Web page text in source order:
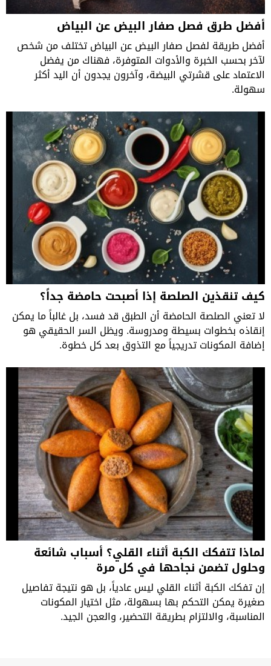
أفضل طرق فصل صفار البيض عن البياض
أفضل طريقة لفصل صفار البيض عن البياض تختلف من شخص
لآخر بحسب الخبرة والأدوات المتوفرة، فهناك من يفضل
الاعتماد على قشرتي البيضة، وآخرون يجدون أن اليد أكثر
سهولة.
كيف تنقذين الصلصة إذا أصبحت حامضة جداً؟
لا تعني الصلصة الحامضة أن الطبق قد فسد، بل غالباً ما يمكن
إنقاذه بخطوات بسيطة ومدروسة. ويظل السر الحقيقي هو
إضافة المكونات تدريجياً مع التذوق بعد كل خطوة.
لماذا تتفكك الكبة أثناء القلي؟ أسباب شائعة
وحلول تضمن نجاحها في كل مرة
إن تفكك الكبة أثناء القلي ليس عادياً، بل هو نتيجة تفاصيل
صغيرة يمكن التحكم بها بسهولة، مثل اختيار المكونات
المناسبة، والالتزام بطريقة التحضير، والعجن الجيد.